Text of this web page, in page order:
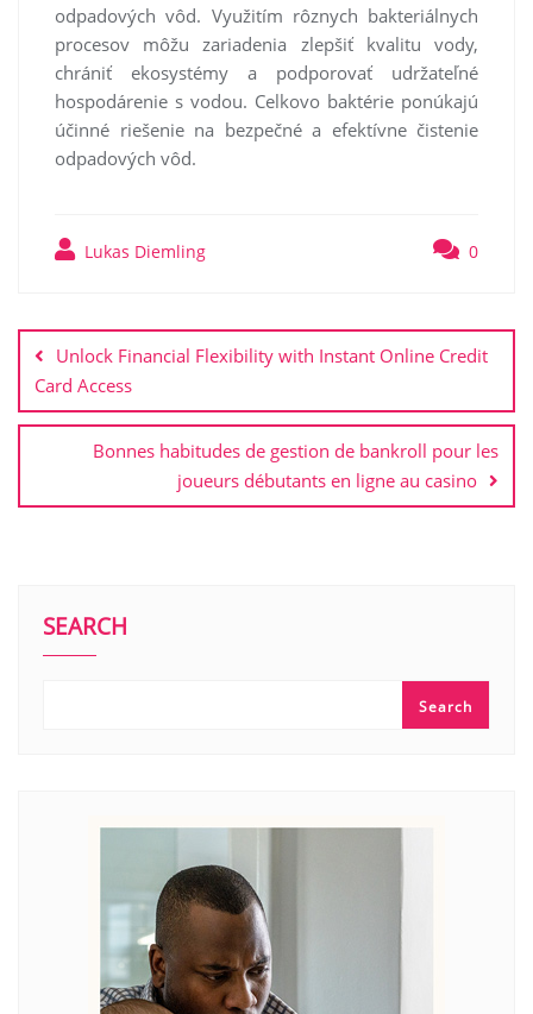
odpadových vôd. Využitím rôznych bakteriálnych
procesov môžu zariadenia zlepšiť kvalitu vody,
chrániť ekosystémy a podporovať udržateľné
hospodárenie s vodou. Celkovo baktérie ponúkajú
účinné riešenie na bezpečné a efektívne čistenie
odpadových vôd.
Lukas Diemling 0
navigation
Unlock Financial Flexibility with Instant Online Credit
Card Access
Bonnes habitudes de gestion de bankroll pour les
joueurs débutants en ligne au casino
SEARCH
Search